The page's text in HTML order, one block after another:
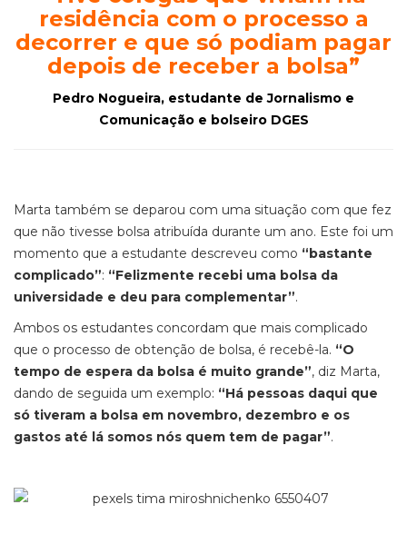
residência com o processo a
decorrer e que só podiam pagar
depois de receber a bolsa”
Pedro Nogueira, estudante de Jornalismo e
Comunicação e bolseiro DGES
Marta também se deparou com uma situação com que fez
que não tivesse bolsa atribuída durante um ano. Este foi um
momento que a estudante descreveu como “bastante
complicado”: “Felizmente recebi uma bolsa da
universidade e deu para complementar”.
Ambos os estudantes concordam que mais complicado
que o processo de obtenção de bolsa, é recebê-la. “O
tempo de espera da bolsa é muito grande”, diz Marta,
dando de seguida um exemplo: “Há pessoas daqui que
só tiveram a bolsa em novembro, dezembro e os
gastos até lá somos nós quem tem de pagar”.